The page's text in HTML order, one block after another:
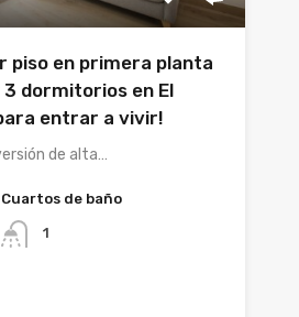
piso en primera planta
3 dormitorios en El
entrar a vivir!
de alta…
Cuartos de baño
1